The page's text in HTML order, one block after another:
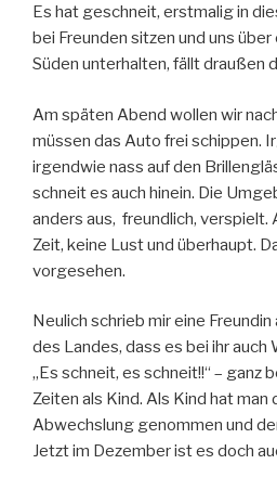
Es hat geschneit, erstmalig in
bei Freunden sitzen und uns
Süden unterhalten, fällt draußen
Am späten Abend wollen wir
müssen das Auto frei schippen.
irgendwie nass auf den
schneit es auch hinein. Die
anders aus, freundlich, verspielt.
Zeit, keine Lust und überhaupt.
vorgesehen.
Neulich schrieb mir eine
des Landes, dass es bei ihr
„Es schneit, es schneit!!“ – ganz
Zeiten als Kind. Als Kind hat man
Abwechslung genommen und
Jetzt im Dezember ist es doch